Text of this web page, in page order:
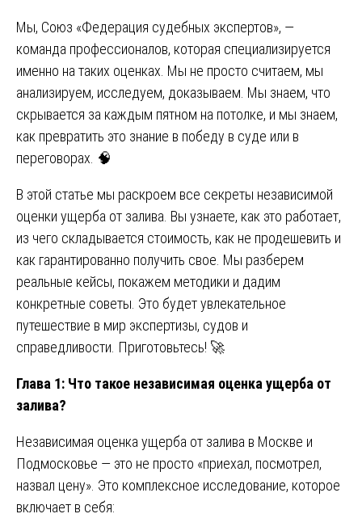
Мы, Союз «Федерация судебных экспертов», —
команда профессионалов, которая специализируется
именно на таких оценках. Мы не просто считаем, мы
анализируем, исследуем, доказываем. Мы знаем, что
скрывается за каждым пятном на потолке, и мы знаем,
как превратить это знание в победу в суде или в
переговорах. 🧠
В этой статье мы раскроем все секреты независимой
оценки ущерба от залива. Вы узнаете, как это работает,
из чего складывается стоимость, как не продешевить и
как гарантированно получить свое. Мы разберем
реальные кейсы, покажем методики и дадим
конкретные советы. Это будет увлекательное
путешествие в мир экспертизы, судов и
справедливости. Приготовьтесь! 🚀
Глава 1: Что такое независимая оценка ущерба от
залива?
Независимая оценка ущерба от залива в Москве и
Подмосковье — это не просто «приехал, посмотрел,
назвал цену». Это комплексное исследование, которое
включает в себя: